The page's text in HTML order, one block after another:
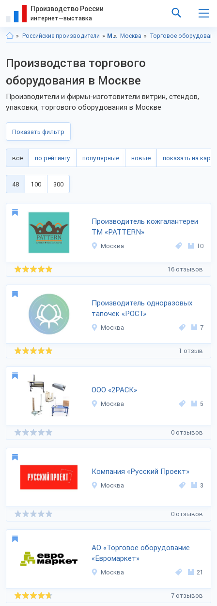
Производство России
интернет—выставка
Российские производители Московская область Москва Торговое
Производства торгового
оборудования в Москве
Производители и фирмы-изготовители витрин, стендов,
упаковки, торгового оборудования в Москве
Показать фильтр
всё по рейтингу популярные новые показать на карте
48 100 300
Производитель кожгалантереи
ТМ «PATTERN»
Москва 10
16 отзывов
Производитель одноразовых
тапочек «РОСТ»
Москва 7
1 отзыв
ООО «2РАСК»
Москва 5
0 отзывов
Компания «Русский Проект»
Москва 3
0 отзывов
АО «Торговое оборудование
«Евромаркет»
Москва 21
7 отзывов